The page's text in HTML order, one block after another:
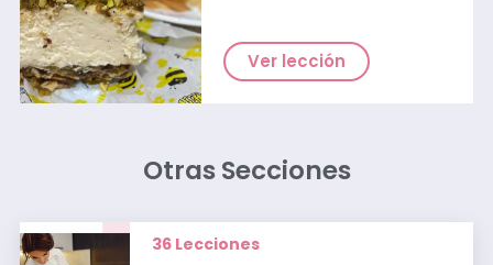
Ver lección
Otras Secciones
36 Lecciones